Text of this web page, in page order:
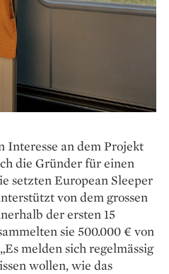
Interesse an dem Projekt
die Gründer für einen
setzten European Sleeper
von dem grossen
der ersten 15
sie 500.000 € von
melden sich regelmässig
wollen, wie das